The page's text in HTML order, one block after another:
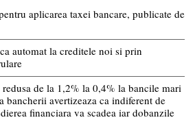
aplicarea taxei bancare, publicate de
automat la creditele noi si prin
de la 1,2% la 0,4% la bancile mari
bancherii avertizeaza ca indiferent de
financiara va scadea iar dobanzile